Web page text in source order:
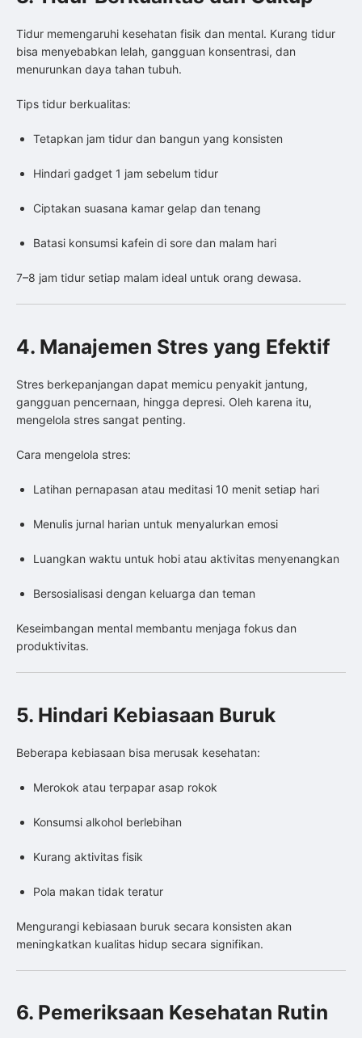
Tidur memengaruhi kesehatan fisik dan mental. Kurang tidur
bisa menyebabkan lelah, gangguan konsentrasi, dan
menurunkan daya tahan tubuh.
Tips tidur berkualitas:
Tetapkan jam tidur dan bangun yang konsisten
Hindari gadget 1 jam sebelum tidur
Ciptakan suasana kamar gelap dan tenang
Batasi konsumsi kafein di sore dan malam hari
7–8 jam tidur setiap malam ideal untuk orang dewasa.
4. Manajemen Stres yang Efektif
Stres berkepanjangan dapat memicu penyakit jantung,
gangguan pencernaan, hingga depresi. Oleh karena itu,
mengelola stres sangat penting.
Cara mengelola stres:
Latihan pernapasan atau meditasi 10 menit setiap hari
Menulis jurnal harian untuk menyalurkan emosi
Luangkan waktu untuk hobi atau aktivitas menyenangkan
Bersosialisasi dengan keluarga dan teman
Keseimbangan mental membantu menjaga fokus dan
produktivitas.
5. Hindari Kebiasaan Buruk
Beberapa kebiasaan bisa merusak kesehatan:
Merokok atau terpapar asap rokok
Konsumsi alkohol berlebihan
Kurang aktivitas fisik
Pola makan tidak teratur
Mengurangi kebiasaan buruk secara konsisten akan
meningkatkan kualitas hidup secara signifikan.
6. Pemeriksaan Kesehatan Rutin